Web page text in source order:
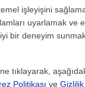
işleyişini
uyarlamak ve
bir deneyim
tıklayarak,
Politikası veGizlilik